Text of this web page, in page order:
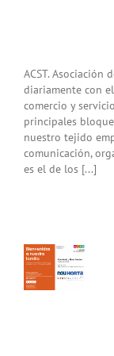
ACST. Asociación
diariamente con
comercio y
principales
nuestro tejido
comunicación,
es el de los [...]